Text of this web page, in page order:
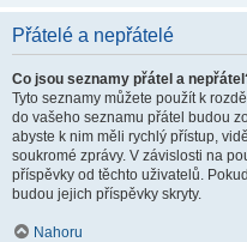
Přátelé a nepřátelé
Co jsou seznamy přátel a
Tyto seznamy můžete použít k
do vašeho seznamu přátel budou
abyste k nim měli rychlý přístup,
soukromé zprávy. V závislosti na
příspěvky od těchto uživatelů.
budou jejich příspěvky skryty.
Nahoru